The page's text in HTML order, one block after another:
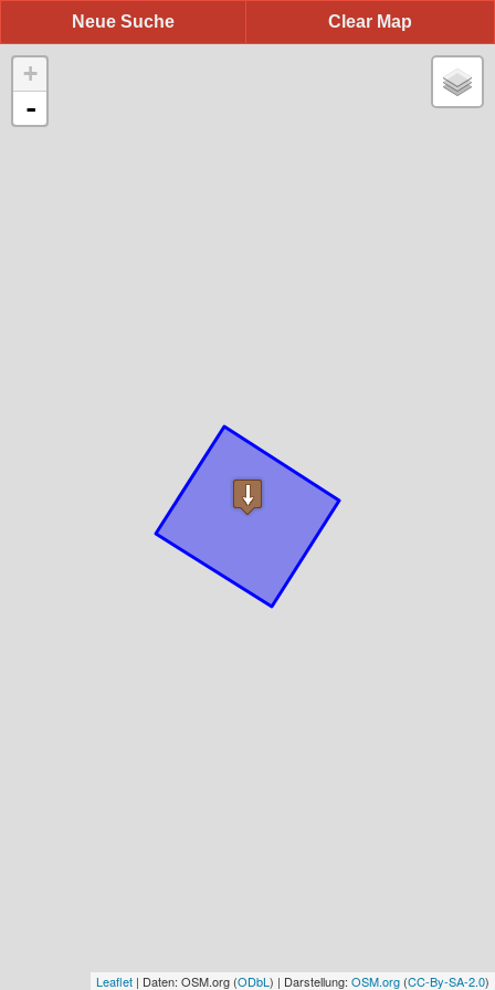
Clear Map
Neue Suche
+
-
Leaflet | Daten: OSM.org (ODbL ) | Darstellung: OSM.org (CC-By-SA-2.0)